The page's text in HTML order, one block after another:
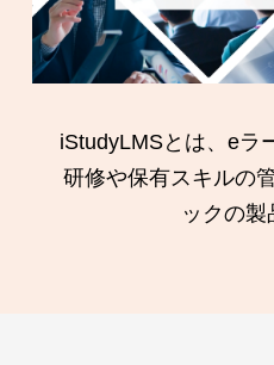
iStudyLMSとは、eラ
研修や保有スキルの
ックの製